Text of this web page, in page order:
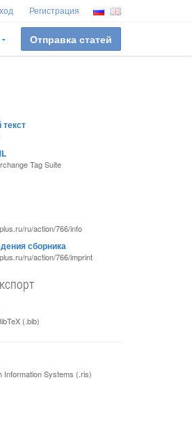
Регистрация
Отправка статей
Tag Suite
ru/action/766/info
сборника
ru/action/766/imprint
(.bib)
Information Systems (.ris)